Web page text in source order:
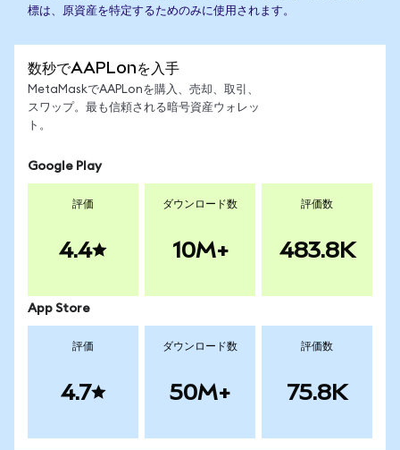
標は、原資産を特定するためのみに使用されます。
数秒でAAPLonを入手
MetaMaskでAAPLonを購入、売却、取引、
スワップ。最も信頼される暗号資産ウォレッ
ト。
Google Play
評価
4.4
ダウンロード数
10M+
評価数
483.8K
App Store
評価
4.7
ダウンロード数
50M+
評価数
75.8K